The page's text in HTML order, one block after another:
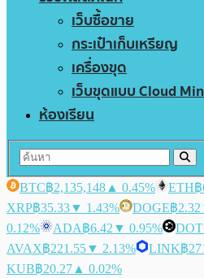
เว็บซื้อขาย
กระเป๋าเก็บเหรียญ
เครื่องขุด
เว็บขุดแบบ Cloud
ห้องเรียน
BTC฿2,135,148 ▲ 0.45% ETH฿
XRP฿35.33▼ 1.43% DOGE฿2.32
0.12%
ADA฿6.42 ▼ 0.95% DOT
AVAX฿221.55▼ 2.13% LINK฿
KUB฿20.27 ▲ 0.02%